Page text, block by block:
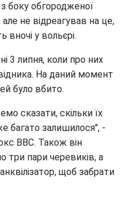
боку обгородженої
не відреагував на це,
вночі у вольєрі.
3 липня, коли про них
На даний момент
було вбито.
сказати, скільки їх
багато залишилося", -
BBC. Також він
три пари черевиків, а
щоб забрати